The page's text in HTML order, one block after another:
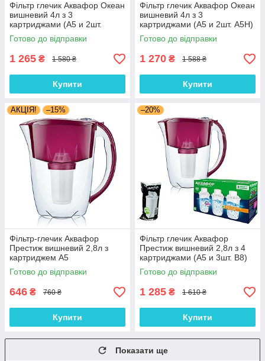
Фільтр глечик Аквафор Океан
вишневий 4л з 3
картриджами (А5 и 2шт.
А5mg)
Готово до відправки
1 265 ₴ 1 580 ₴
Купити
Фільтр глечик Аквафор Океан
вишневий 4л з 3
картриджами (А5 и 2шт. А5Н)
Готово до відправки
1 270 ₴ 1 588 ₴
Купити
АКЦІЯ! –15%
Фільтр-глечик Аквафор
Престиж вишневий 2,8л з
картриджем А5
Готово до відправки
646 ₴ 760 ₴
Купити
–20%
Фільтр глечик Аквафор
Престиж вишневий 2,8л з 4
картриджами (А5 и 3шт. В8)
Готово до відправки
1 285 ₴ 1 610 ₴
Купити
Показати ще